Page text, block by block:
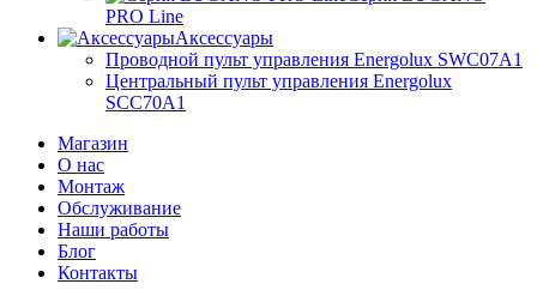
PRO Line
Аксессуары
Проводной пульт управления Energolux SWC07A1
Центральный пульт управления Energolux
SCC70A1
Магазин
О нас
Монтаж
Обслуживание
Наши работы
Блог
Контакты